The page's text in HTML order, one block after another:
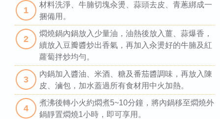
1
材料洗淨、牛腩切塊汆燙、蒜頭去皮、青蔥綁成一
捆備用。
2
燜燒鍋內鍋放入少量油，油熱後放入薑、蒜爆香，
續放入豆瓣醬炒出香氣，再加入汆燙好的牛腩及紅
蘿蔔拌炒均勻。
3
內鍋加入醬油、米酒、糖及番茄醬調味，再放入陳
皮、滷包，加水蓋過所有食材用中火加熱。
4
煮沸後轉小火約燜煮5~10分鐘，將內鍋移至燜燒外
鍋靜置燜燒1小時，即可享用。